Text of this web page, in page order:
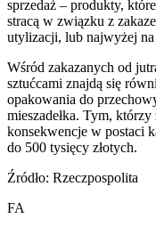
sprzedaż – produkty,
stracą w związku z
utylizacji, lub najwyżej na
Wśród zakazanych od
sztućcami znajdą się
opakowania do
mieszadełka. Tym,
konsekwencje w postaci
do 500 tysięcy złotych.
Źródło: Rzeczpospolita
FA